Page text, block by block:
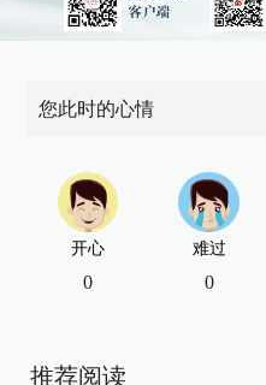
您此时的心情
开心
0
难过
0
推荐阅读